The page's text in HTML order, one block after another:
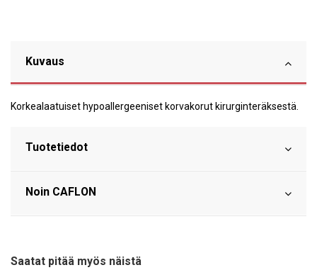
Kuvaus
Korkealaatuiset hypoallergeeniset korvakorut kirurginteräksestä.
Tuotetiedot
Noin CAFLON
Saatat pitää myös näistä